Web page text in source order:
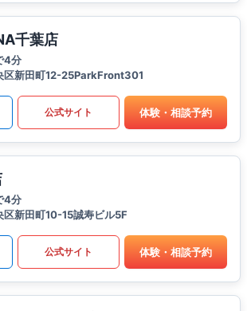
千葉店
4分
区新田町12-25ParkFront301
公式サイト 体験・相談予約
4分
区新田町10-15誠寿ビル5F
公式サイト 体験・相談予約